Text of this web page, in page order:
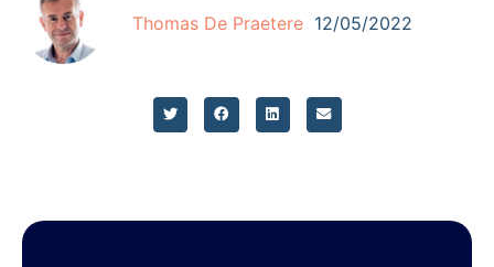
Thomas De Praetere 12/05/2022